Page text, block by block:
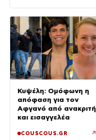
Κυψέλη: Ομόφωνη η
απόφαση για τον
Αφγανό από ανακριτή
και εισαγγελέα
COUSCOUS.GR ↗